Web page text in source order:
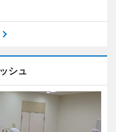
シュ